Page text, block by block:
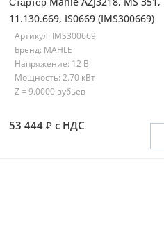
11.130.669, IS0669 (IMS300669)
Артикул: IMS300669
Бренд: MAHLE
Напряжение: 12 В
Мощность: 2.70 кВт
Z = 9.0000-зубьев
53 444 с НДС